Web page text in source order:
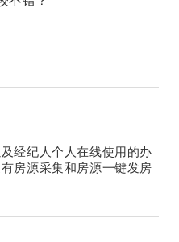
经纪人个人在线使用的办
房源采集和房源一键发房